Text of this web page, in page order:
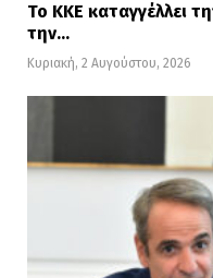
Το ΚΚΕ καταγγέλλει
την…
Κυριακή, 2 Αυγούστου, 2026